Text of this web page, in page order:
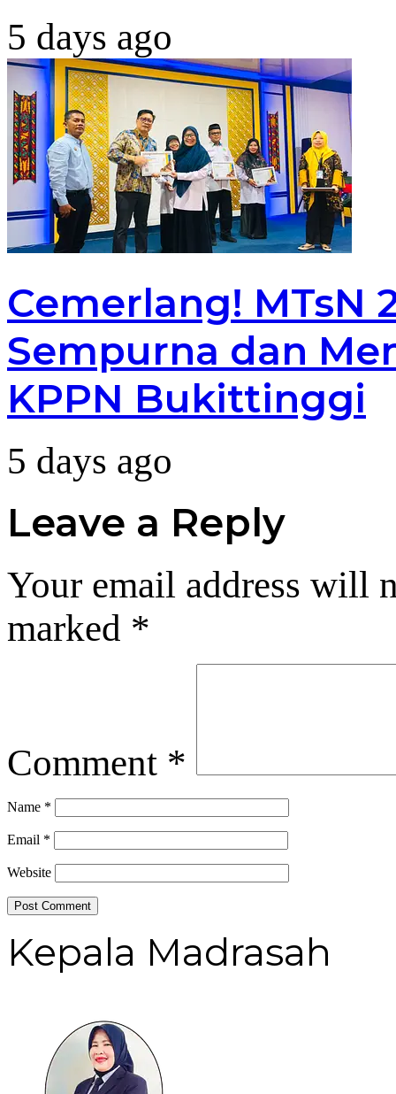
5 days ago
Cemerlang! MTsN
Sempurna dan
KPPN Bukittinggi
5 days ago
Leave a Reply
Your email address will
marked *
Comment *
Name *
Email *
Website
Kepala Madrasah